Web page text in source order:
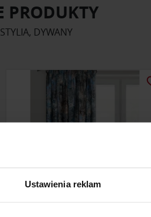
Ustawienia reklam
PRODUKTY
DYWANY